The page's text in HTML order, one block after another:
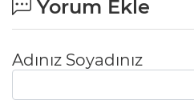
Yorum Ekle
Adınız Soyadınız